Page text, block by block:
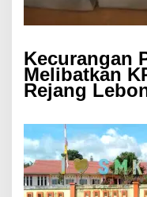
Kecurangan
Melibatkan
Rejang